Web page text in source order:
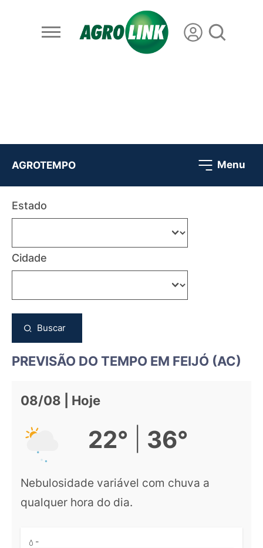
AGROTEMPO Menu
Estado
Cidade
Buscar
PREVISÃO DO TEMPO EM FEIJÓ (AC)
08/08 | Hoje
22° 36°
Nebulosidade variável com chuva a
qualquer hora do dia.
-